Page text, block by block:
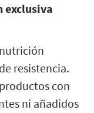
exclusiva
resistencia.
con
ni añadidos